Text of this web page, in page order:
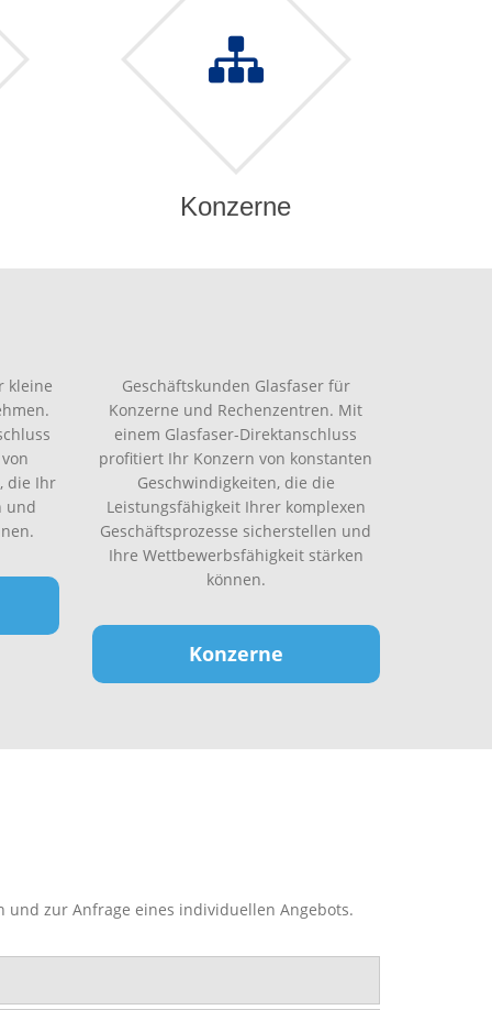
kleine
die Ihr
und
Konzerne
Geschäftskunden Glasfaser für
Konzerne und Rechenzentren. Mit
einem Glasfaser-Direktanschluss
profitiert Ihr Konzern von konstanten
Geschwindigkeiten, die die
Leistungsfähigkeit Ihrer komplexen
Geschäftsprozesse sicherstellen und
Ihre Wettbewerbsfähigkeit stärken
können.
Konzerne
und zur Anfrage eines individuellen Angebots.